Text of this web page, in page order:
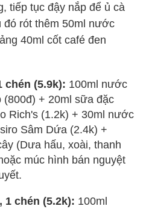
tiếp tục đậy nắp để ủ cà
đó rót thêm 50ml nước
40ml cốt café đen
chén (5.9k): 100ml nước
(800đ) + 20ml sữa đặc
Rich's (1.2k) + 30ml nước
Sâm Dứa (2.4k) +
(Dưa hấu, xoài, thanh
múc hình bán nguyệt
1 chén (5.2k): 100ml